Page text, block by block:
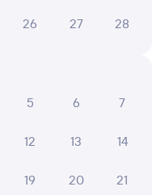
26 27 28
5 6 7
12 13 14
19 20 21